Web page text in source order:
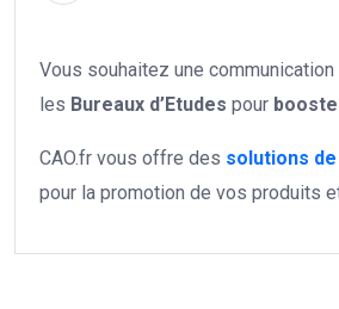
Vous souhaitez une
les Bureaux d’Etudes pour
CAO.fr vous offre des solutions
pour la promotion de vos produits